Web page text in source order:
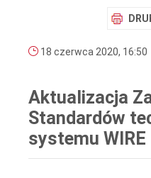
18 czerwca 2020, 16:50
Aktualizacja
Standardów
systemu WIRE